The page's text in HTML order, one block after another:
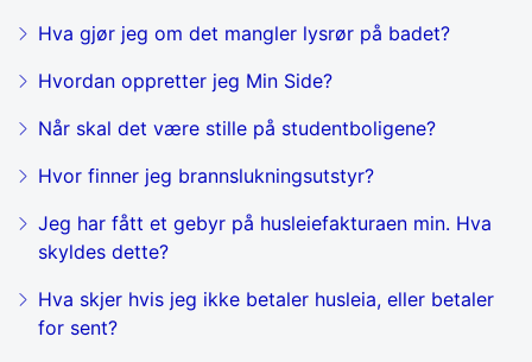
Hva gjør jeg om det mangler lysrør på badet?
Hvordan oppretter jeg Min Side?
Når skal det være stille på studentboligene?
Hvor finner jeg brannslukningsutstyr?
Jeg har fått et gebyr på husleiefakturaen min. Hva
skyldes dette?
Hva skjer hvis jeg ikke betaler husleia, eller betaler
for sent?